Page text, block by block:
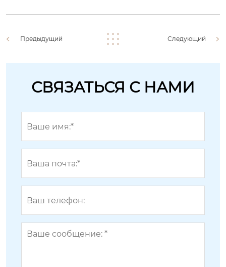
Предыдущий Следующий
СВЯЗАТЬСЯ С НАМИ